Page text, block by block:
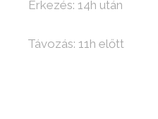
Érkezés: 14h után
Távozás: 11h előtt